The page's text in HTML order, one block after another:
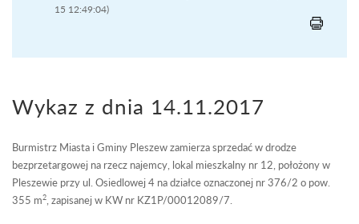
15 12:49:04)
Wykaz z dnia 14.11.2017
Burmistrz Miasta i Gminy Pleszew zamierza sprzedać w drodze
bezprzetargowej na rzecz najemcy, lokal mieszkalny nr 12, położony w
Pleszewie przy ul. Osiedlowej 4 na działce oznaczonej nr 376/2 o pow.
355 m2, zapisanej w KW nr KZ1P/00012089/7.